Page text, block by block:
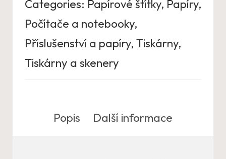
Categories: Papírové štítky, Papíry,
Počítače a notebooky,
Příslušenství a papíry, Tiskárny,
Tiskárny a skenery
Popis Další informace